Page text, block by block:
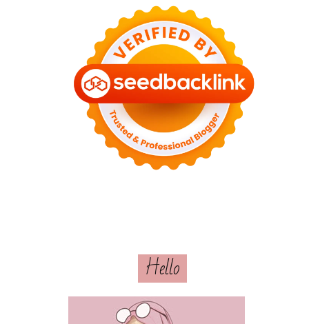
Hello